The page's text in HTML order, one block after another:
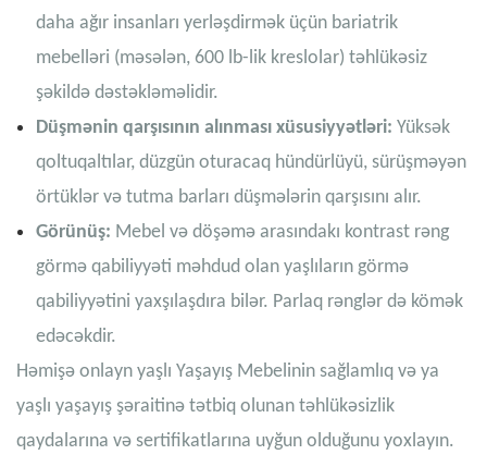
daha ağır insanları yerləşdirmək üçün bariatrik
mebelləri (məsələn, 600 lb-lik kreslolar) təhlükəsiz
şəkildə dəstəkləməlidir.
Düşmənin qarşısının alınması xüsusiyyətləri: Yüksək
qoltuqaltılar, düzgün oturacaq hündürlüyü, sürüşməyən
örtüklər və tutma barları düşmələrin qarşısını alır.
Görünüş: Mebel və döşəmə arasındakı kontrast rəng
görmə qabiliyyəti məhdud olan yaşlıların görmə
qabiliyyətini yaxşılaşdıra bilər. Parlaq rənglər də kömək
edəcəkdir.
Həmişə onlayn yaşlı Yaşayış Mebelinin sağlamlıq və ya
yaşlı yaşayış şəraitinə tətbiq olunan təhlükəsizlik
qaydalarına və sertifikatlarına uyğun olduğunu yoxlayın.